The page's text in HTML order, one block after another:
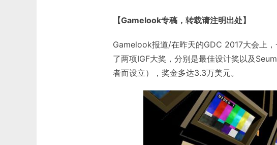
【Gamelook专稿，转载请注明出处】
Gamelook报道/在昨天的GDC 2017大会上
了两项IGF大奖，分别是最佳设计奖以及
者而设立），奖金多达3.3万美元。